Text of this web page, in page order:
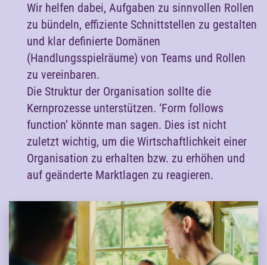
Wir helfen dabei, Aufgaben zu sinnvollen Rollen
zu bündeln, effiziente Schnittstellen zu gestalten
und klar definierte Domänen
(Handlungsspielräume) von Teams und Rollen
zu vereinbaren.
Die Struktur der Organisation sollte die
Kernprozesse unterstützen. ‘Form follows
function’ könnte man sagen. Dies ist nicht
zuletzt wichtig, um die Wirtschaftlichkeit einer
Organisation zu erhalten bzw. zu erhöhen und
auf geänderte Marktlagen zu reagieren.